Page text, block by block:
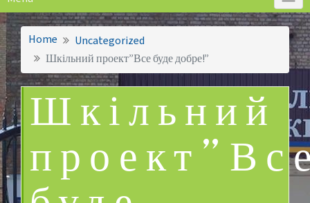
Home
Uncategorized
Шкільний проект”Все буде добре!”
Шкільний